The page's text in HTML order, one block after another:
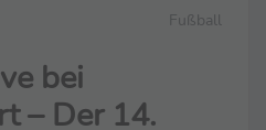
Fußball
bei
– Der 14.